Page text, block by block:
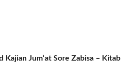
Kajian Jum’at Sore Zabisa – Kitab